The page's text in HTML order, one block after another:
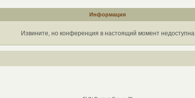
Информация
Извините, но конференция в настоящий момент недоступна